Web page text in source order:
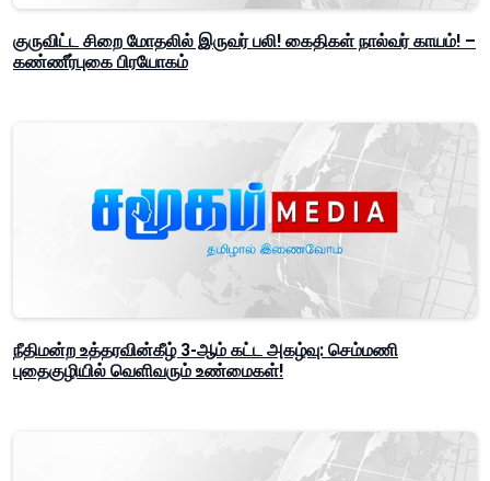
குருவிட்ட சிறை மோதலில் இருவர் பலி! கைதிகள் நால்வர் காயம்! –
கண்ணீர்புகை பிரயோகம்
நீதிமன்ற உத்தரவின்கீழ் 3-ஆம் கட்ட அகழ்வு: செம்மணி
புதைகுழியில் வெளிவரும் உண்மைகள்!